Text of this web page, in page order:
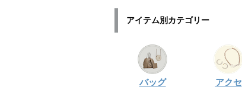
アイテム別カテゴリー
バッグ アクセ